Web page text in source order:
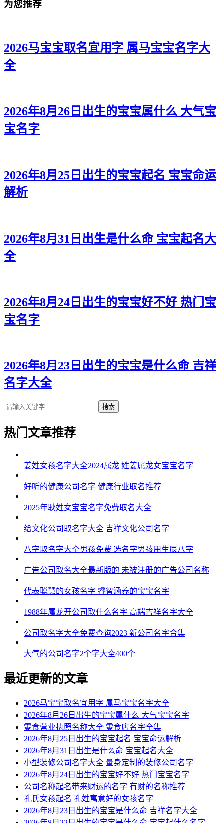
为您推荐
2026马宝宝取名宜用字 属马宝宝名字大
全
2026年8月26日出生的宝宝属什么 大气宝
宝名字
2026年8月25日出生的宝宝起名 宝宝命运
解析
2026年8月31日出生是什么命 宝宝起名大
全
2026年8月24日出生的宝宝好不好 热门宝
宝名字
2026年8月23日出生的宝宝是什么命 吉祥
名字大全
搜索
热门文章推荐
姜姓女孩名字大全2024属龙 姓姜属龙女宝宝名字
好听的健康公司名字 健康行业取名推荐
2025年耿姓女宝宝名字免费取名大全
给文化公司取名字大全 吉祥文化公司名字
八字取名字大全男孩免费 选名字男孩用生辰八字
广告公司取名大全最新版的 未被注册的广告公司名称
代表聪慧的女孩名字 睿智涵养的宝宝名字
1988年属龙开公司取什么名字 高端吉祥名字大全
公司取名字大全免费查询2023 新公司名字合集
大气的公司名字2个字大全400个
最近更新的文章
2026马宝宝取名宜用字 属马宝宝名字大全
2026年8月26日出生的宝宝属什么 大气宝宝名字
零食营业执照名称大全 零食店名字全集
2026年8月25日出生的宝宝起名 宝宝命运解析
2026年8月31日出生是什么命 宝宝起名大全
小型装修公司名字大全 量身定制的装修公司名字
2026年8月24日出生的宝宝好不好 热门宝宝名字
公司名称起名带来财运的名字 有财的名称推荐
孔氏女孩起名 孔姓寓意好的女孩名字
2026年8月23日出生的宝宝是什么命 吉祥名字大全